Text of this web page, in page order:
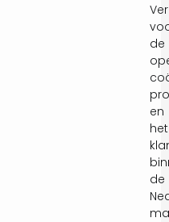
de
en
het
de